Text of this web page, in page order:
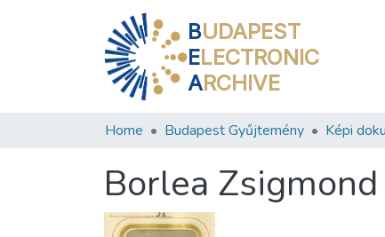
BUDAPEST
ELECTRONIC
ARCHIVE
Home Budapest Gyűjtemény Képi
Borlea Zsigmond